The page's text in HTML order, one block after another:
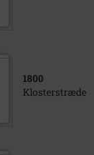
1800
Klosterstræde